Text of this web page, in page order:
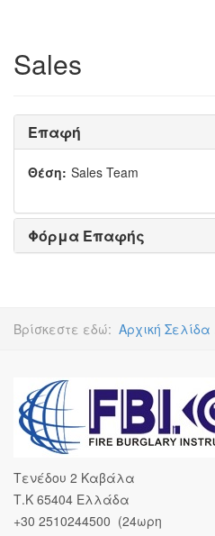
Sales
Επαφή
Θέση: Sales Team
Φόρμα Επαφής
Βρίσκεστε εδώ: Αρχική Σελίδα
Τενέδου 2 Καβάλα
Τ.Κ 65404 Ελλάδα
+30 2510244500 (24ωρη